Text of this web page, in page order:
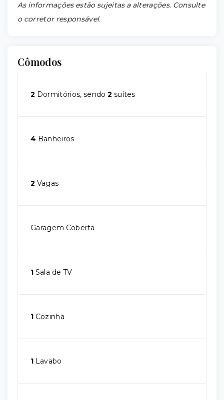
As informações estão sujeitas a alterações. Consulte
o corretor responsável.
Cômodos
2 Dormitórios, sendo2 suítes
4 Banheiros
2 Vagas
Garagem Coberta
1 Sala de TV
1 Cozinha
1 Lavabo